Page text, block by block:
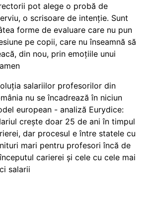
pot alege o probă de
o scrisoare de intenție. Sunt
forme de evaluare care nu pun
pe copii, care nu înseamnă să
din nou, prin emoțiile unui
salariilor profesorilor din
nu se încadrează în niciun
european - analiză Eurydice:
crește doar 25 de ani în timpul
dar procesul e între statele cu
mari pentru profesori încă de
carierei și cele cu cele mai
salarii